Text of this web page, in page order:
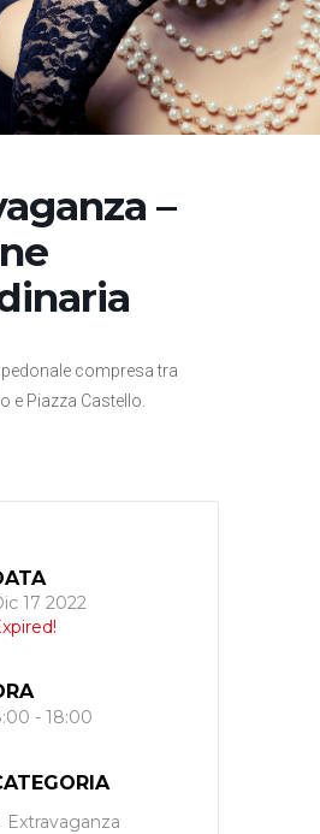
–
compresa tra
e Piazza Castello.
17 2022
- 18:00
Extravaganza